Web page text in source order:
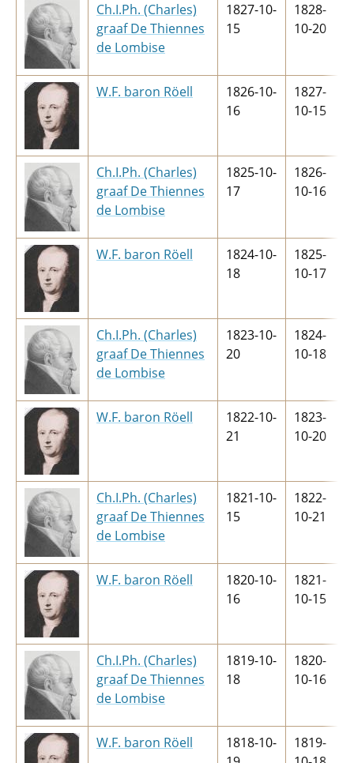
Ch.I.Ph. (Charles)
graaf De Thiennes
de Lombise
1827-10-
15
1828-
10-20
W.F. baron Röell
1826-10-
16
1827-
10-15
Ch.I.Ph. (Charles)
graaf De Thiennes
de Lombise
1825-10-
17
1826-
10-16
W.F. baron Röell
1824-10-
18
1825-
10-17
Ch.I.Ph. (Charles)
graaf De Thiennes
de Lombise
1823-10-
20
1824-
10-18
W.F. baron Röell
1822-10-
21
1823-
10-20
Ch.I.Ph. (Charles)
graaf De Thiennes
de Lombise
1821-10-
15
1822-
10-21
W.F. baron Röell
1820-10-
16
1821-
10-15
Ch.I.Ph. (Charles)
graaf De Thiennes
de Lombise
1819-10-
18
1820-
10-16
W.F. baron Röell
1818-10-
1819-